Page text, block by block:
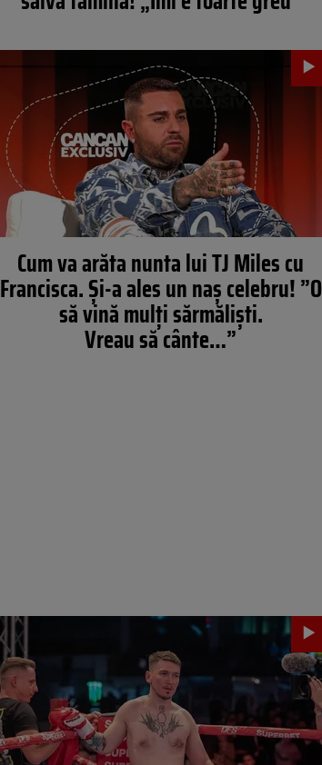
Cum va arăta nunta lui TJ Miles cu
Francisca. Şi-a ales un naș celebru! ”O
să vină mulți sărmăliști.
Vreau să cânte…”